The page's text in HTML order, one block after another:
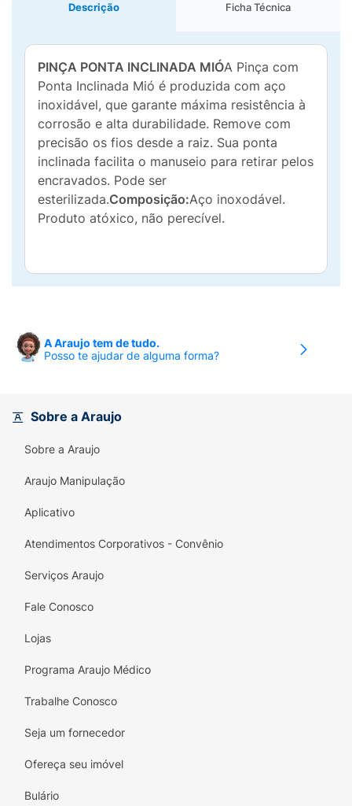
Descrição Ficha Técnica
PINÇA PONTA INCLINADA MIÓA Pinça com
Ponta Inclinada Mió é produzida com aço
inoxidável, que garante máxima resistência à
corrosão e alta durabilidade. Remove com
precisão os fios desde a raiz. Sua ponta
inclinada facilita o manuseio para retirar pelos
encravados. Pode ser
esterilizada.Composição:Aço inoxodável.
Produto atóxico, não perecível.
A Araujo tem de tudo.
Posso te ajudar de alguma forma?
Sobre a Araujo
Sobre a Araujo
Araujo Manipulação
Aplicativo
Atendimentos Corporativos - Convênio
Serviços Araujo
Fale Conosco
Lojas
Programa Araujo Médico
Trabalhe Conosco
Seja um fornecedor
Ofereça seu imóvel
Bulário